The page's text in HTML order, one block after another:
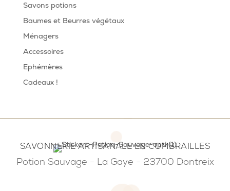
Savons potions
Baumes et Beurres végétaux
Ménagers
Accessoires
Ephémères
Cadeaux !
SAVONNERIE ARTISANALE EN COMBRAILLES
Potion Sauvage - La Gaye - 23700 Dontreix